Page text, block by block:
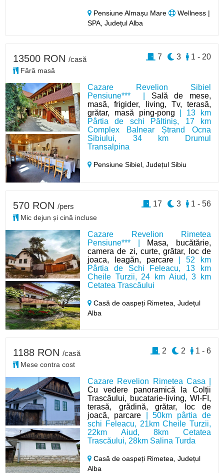
Pensiune Almașu Mare
Wellness |
SPA, Județul Alba
Cazare Revelion Sibiel
Pensiune*** | Sală de mese,
masă, frigider, living, Tv, terasă,
grătar, masă ping-pong | 13 km
Pârtia de schi Păltiniș, 17 km
Complex Balnear Ștrand Ocna
Sibiului, 34 km Drumul
Transalpina
Pensiune Sibiel,Județul Sibiu
13500 RON /casă
Fără masă
1 - 20
3
7
Cazare Revelion Rimetea
Pensiune*** | Masa, bucătărie,
camera de zi, curte, grătar, loc de
joaca, leagăn, parcare| 52 km
Pârtia de Schi Feleacu, 13 km
Cheile Turzii, 24 km Aiud, 3 km
Cetatea Trascăului
Casă de oaspeți Rimetea,Județul
Alba
570 RON /pers
Mic dejun și cină incluse
1 - 56
3
17
Cazare Revelion Rimetea Casa |
Cu vedere panoramică la Colții
Trascăului, bucatarie-living, WI-FI,
terasă, grădină, grătar, loc de
joacă, parcare| 50km pârtia de
schi Feleacu, 21km Cheile Turzii,
22km Aiud, 8km Cetatea
Trascăului, 28km Salina Turda
Casă de oaspeți Rimetea,Județul
Alba
1188 RON /casă
Mese contra cost
1 - 6
2
2